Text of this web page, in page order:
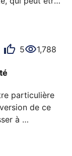
quand il
l’œil? Si
plus où
Aquaracer
Et bien plus
5 1,788
particulière
de ce
à
est je trouve